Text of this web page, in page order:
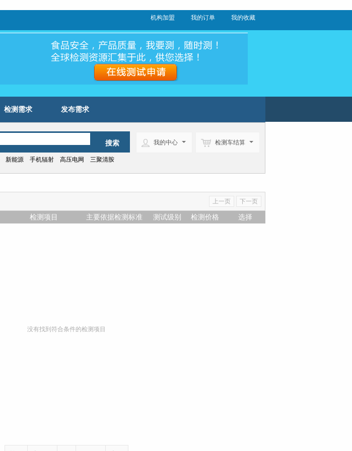
机构加盟 我的订单 我的收藏
检测需求 发布需求
新能源 手机辐射 高压电网 三聚清胺
我的中心 检测车结算
上一页 下一页
检测项目 主要依据检测标准 测试级别 检测价格 选择
没有找到符合条件的检测项目